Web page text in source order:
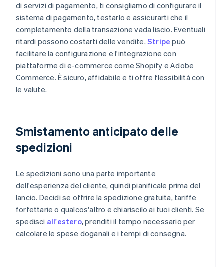
di servizi di pagamento, ti consigliamo di configurare il
sistema di pagamento, testarlo e assicurarti che il
completamento della transazione vada liscio. Eventuali
ritardi possono costarti delle vendite. Stripe può
facilitare la configurazione e l'integrazione con
piattaforme di e-commerce come Shopify e Adobe
Commerce. È sicuro, affidabile e ti offre flessibilità con
le valute.
Smistamento anticipato delle
spedizioni
Le spedizioni sono una parte importante
dell'esperienza del cliente, quindi pianificale prima del
lancio. Decidi se offrire la spedizione gratuita, tariffe
forfettarie o qualcos'altro e chiariscilo ai tuoi clienti. Se
spedisci all'estero, prenditi il tempo necessario per
calcolare le spese doganali e i tempi di consegna.